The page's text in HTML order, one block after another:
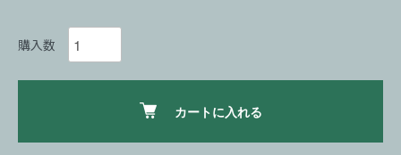
購入数
カートに入れる